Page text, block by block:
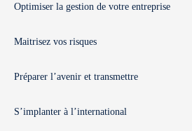
Optimiser la gestion de votre entreprise
Maitrisez vos risques
Préparer l’avenir et transmettre
S’implanter à l’international